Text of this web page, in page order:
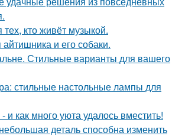
кто живёт музыкой.
и его собаки.
Стильные варианты для вашего
стильные настольные лампы для
и как много уюта удалось вместить!
деталь способна изменить